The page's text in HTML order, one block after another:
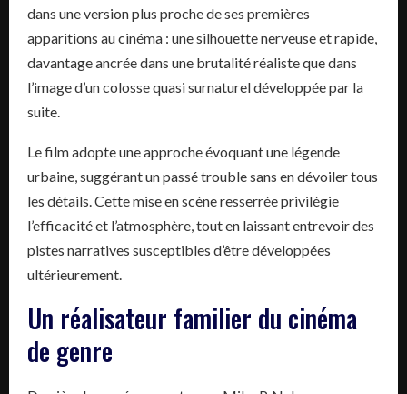
dans une version plus proche de ses premières
apparitions au cinéma : une silhouette nerveuse et rapide,
davantage ancrée dans une brutalité réaliste que dans
l’image d’un colosse quasi surnaturel développée par la
suite.
Le film adopte une approche évoquant une légende
urbaine, suggérant un passé trouble sans en dévoiler tous
les détails. Cette mise en scène resserrée privilégie
l’efficacité et l’atmosphère, tout en laissant entrevoir des
pistes narratives susceptibles d’être développées
ultérieurement.
Un réalisateur familier du cinéma
de genre